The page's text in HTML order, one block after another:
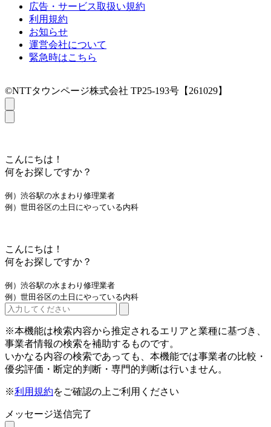
広告・サービス取扱い規約
利用規約
お知らせ
運営会社について
緊急時はこちら
©NTTタウンページ株式会社 TP25-193号【261029】
こんにちは！
何をお探しですか？
例）渋谷駅の水まわり修理業者
例）世田谷区の土日にやっている内科
こんにちは！
何をお探しですか？
例）渋谷駅の水まわり修理業者
例）世田谷区の土日にやっている内科
※本機能は検索内容から推定されるエリアと業種に基づき、
事業者情報の検索を補助するものです。
いかなる内容の検索であっても、本機能では事業者の比較・
優劣評価・断定的判断・専門的判断は行いません。
※利用規約をご確認の上ご利用ください
メッセージ送信完了